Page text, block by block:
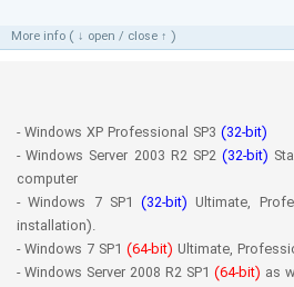
More info ( ↓ open / close ↑ )
- Windows XP Professional SP3 (32-bit)
- Windows Server 2003 R2 SP2(32-bit)
computer
- Windows 7 SP1 (32-bit) Ultimate,
installation).
- Windows 7 SP1 (64-bit) Ultimate,
- Windows Server 2008 R2 SP1 (64-bit) as